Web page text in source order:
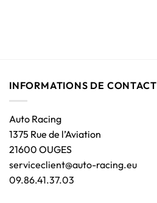
INFORMATIONS DE CONTACT
Auto Racing
1375 Rue de l’Aviation
21600 OUGES
serviceclient@auto-racing.eu
09.86.41.37.03